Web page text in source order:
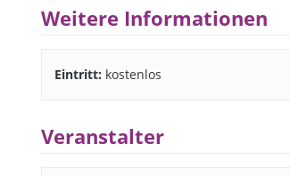
Weitere Informationen
Eintritt: kostenlos
Veranstalter